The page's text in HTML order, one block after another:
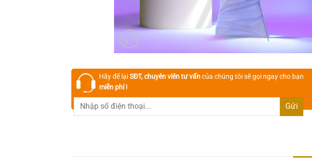
Hãy để lạiSĐT, chuyên viên tư vấncủa chúng tôi sẽ gọi ngay cho bạn
miễn phí !